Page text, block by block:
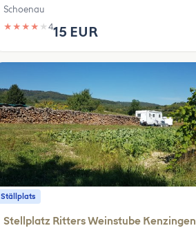
Schoenau
★ ★ ★ ★ ★ 415 EUR
Ställplats
Stellplatz Ritters Weinstube Kenzingen